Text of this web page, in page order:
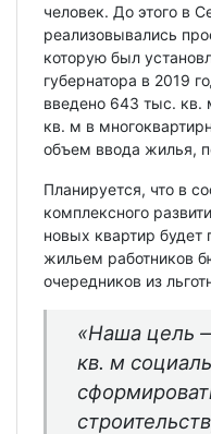
человек. До этого в
реализовывались
которую был
губернатора в 2019
введено 643 тыс. кв.
кв. м в
объем ввода жилья,
Планируется, что в
комплексного
новых квартир будет
жильем работников
очередников из
«Наша цель
кв. м